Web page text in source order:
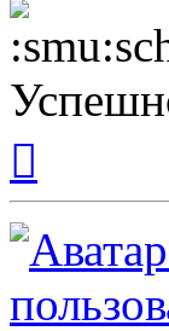
началу